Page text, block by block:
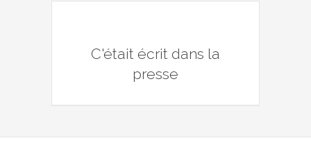
C'était écrit dans la
presse